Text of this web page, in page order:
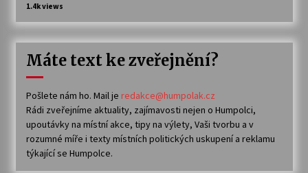
1.4k views
Máte text ke zveřejnění?
Pošlete nám ho. Mail je redakce@humpolak.cz
Rádi zveřejníme aktuality, zajímavosti nejen o Humpolci,
upoutávky na místní akce, tipy na výlety, Vaši tvorbu a v
rozumné míře i texty místních politických uskupení a reklamu
týkající se Humpolce.